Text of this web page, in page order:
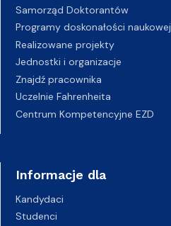
Samorząd Doktorantów
Programy doskonałości naukowej
Realizowane projekty
Jednostki i organizacje
Znajdź pracownika
Uczelnie Fahrenheita
Centrum Kompetencyjne EZD
Informacje dla
Kandydaci
Studenci